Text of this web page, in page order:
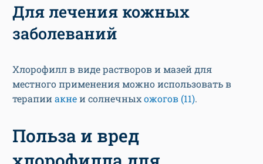
Для лечения кожных
заболеваний
Хлорофилл в виде растворов и мазей для
местного применения можно использовать в
терапии акнеи солнечныхожогов (11).
Польза и вред